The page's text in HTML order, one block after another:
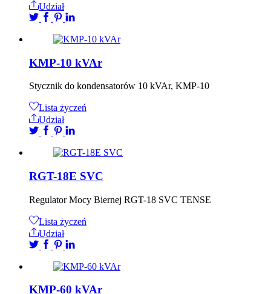
Udział
KMP-10 kVAr
Stycznik do kondensatorów 10 kVAr, KMP-10
Lista życzeń
Udział
RGT-18E SVC
Regulator Mocy Biernej RGT-18 SVC TENSE
Lista życzeń
Udział
KMP-60 kVAr